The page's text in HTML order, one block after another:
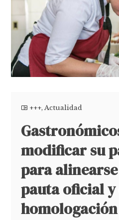
+++,Actualidad
modificar su
para
pauta oficial
homologación